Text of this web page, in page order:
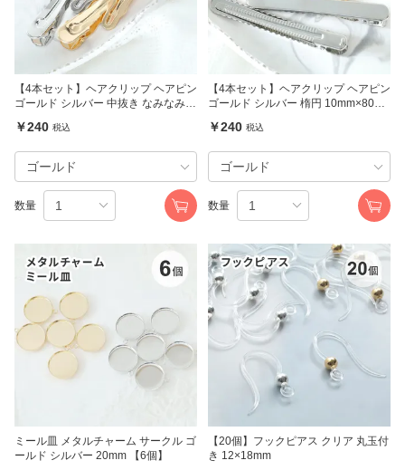
【4本セット】ヘアクリップ ヘアピン
ゴールド シルバー 中抜き なみなみ 1
￥240 税込
数量
【4本セット】ヘアクリップ ヘアピン
ゴールド シルバー 楕円 10mm×80m
￥240 税込
数量
ミール皿 メタルチャーム サークル ゴ
ールド シルバー 20mm 【6個】
【20個】フックピアス クリア 丸玉付
き 12×18mm